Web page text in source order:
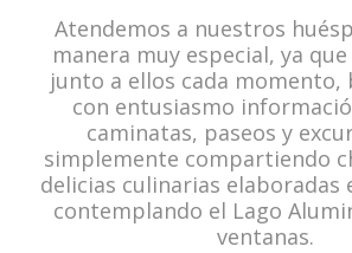
Atendemos a nuestros
manera muy especial, ya
junto a ellos cada momento,
con entusiasmo
caminatas, paseos y
simplemente compartiendo
delicias culinarias elaboradas
contemplando el Lago
ventanas.